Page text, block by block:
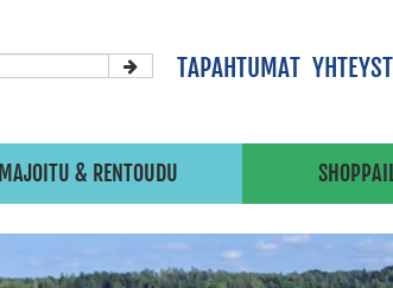
TAPAHTUMAT
MAJOITU & RENTOUDU